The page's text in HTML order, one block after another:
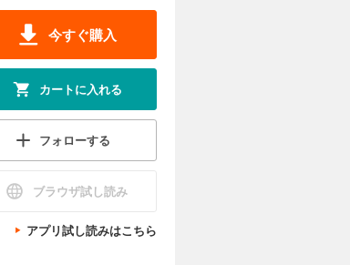
今すぐ購入
カートに入れる
フォローする
ブラウザ試し読み
アプリ試し読みはこちら